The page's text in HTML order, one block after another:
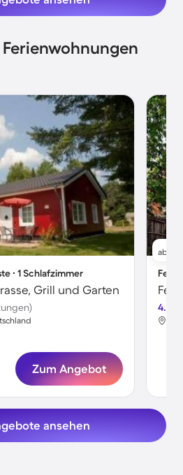
∙ 1 Schlafzimmer
Grill und Garten
Zum Angebot
ab
4.6
ansehen